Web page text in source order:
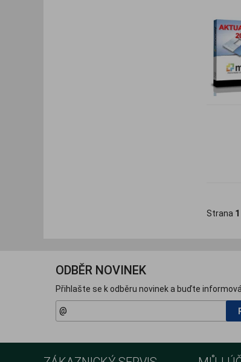
Strana 1
ODBĚR NOVINEK
Přihlašte se k odběru novinek a buďte